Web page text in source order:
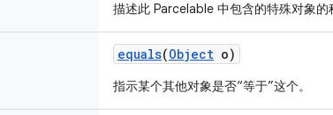
描述此 Parcelable 中包含的特殊对象的
equals(Object o)
指示某个其他对象是否“等于”这个。